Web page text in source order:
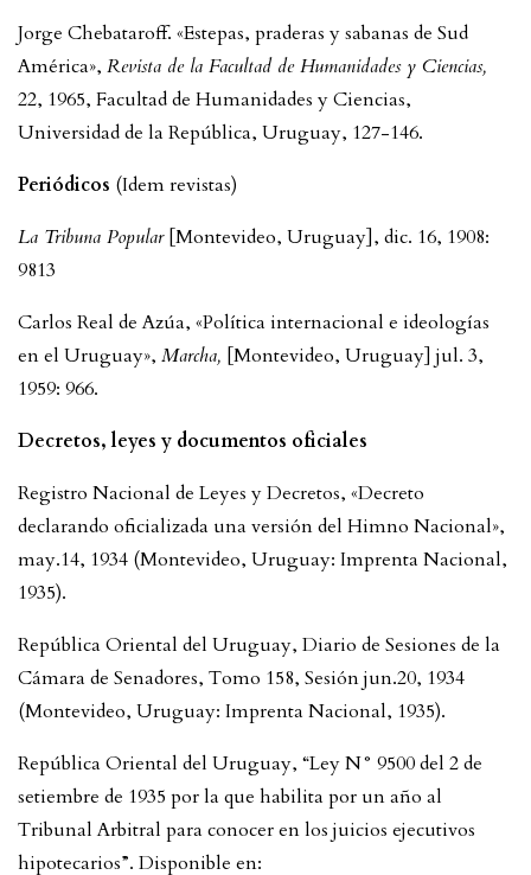
Jorge Chebataroff. «Estepas, praderas y sabanas de Sud
América», Revista de la Facultad de Humanidades y Ciencias,
22, 1965, Facultad de Humanidades y Ciencias,
Universidad de la República, Uruguay, 127-146.
Periódicos (Idem revistas)
La Tribuna Popular[Montevideo, Uruguay], dic. 16, 1908:
9813
Carlos Real de Azúa, «Política internacional e ideologías
en el Uruguay», Marcha, [Montevideo, Uruguay] jul. 3,
1959: 966.
Decretos, leyes y documentos oficiales
Registro Nacional de Leyes y Decretos, «Decreto
declarando oficializada una versión del Himno Nacional»,
may.14, 1934 (Montevideo, Uruguay: Imprenta Nacional,
1935).
República Oriental del Uruguay, Diario de Sesiones de la
Cámara de Senadores, Tomo 158, Sesión jun.20, 1934
(Montevideo, Uruguay: Imprenta Nacional, 1935).
República Oriental del Uruguay, “Ley N° 9500 del 2 de
setiembre de 1935 por la que habilita por un año al
Tribunal Arbitral para conocer en los juicios ejecutivos
hipotecarios”. Disponible en: